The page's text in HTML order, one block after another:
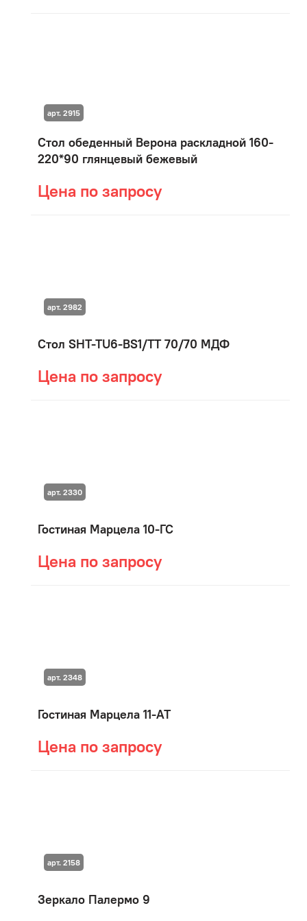
Стол обеденный Верона раскладной 160-
220*90 глянцевый бежевый
Цена по запросу
арт. 2915
Стол SHT-TU6-BS1/TT 70/70 МДФ
Цена по запросу
арт. 2982
Гостиная Марцела 10-ГС
Цена по запросу
арт. 2330
Гостиная Марцела 11-АТ
Цена по запросу
арт. 2348
Зеркало Палермо 9
арт. 2158